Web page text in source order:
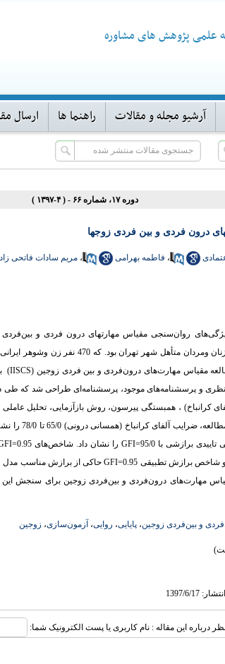
علمی پژوهش های مشاوره
آرشیو مجله و مقالات راهنما ها ارسال
دوره ۱۷، شماره ۶۶ - ( ۴-۱۳۹۷ )
درون فردی و بین فردی زوجها
، فاطمه بهرامی ، مریم سادات فاتحی
روان‌سنجی مقیاس مهارتهای درون فردی و بین‌فردی
مقیاس مهارت‌های درون‌فردی و بین فردی زوجین (IISCS)
نظری و پرسشنامه‌های موجود، پرسشنامه‌ای طراحی شد که
کرانباخ) ، همبستگی پیرسون، روش بازآزمایی، تحلیل
GFI را نشان داد. شاخص‌های
شاخص برازش تطبیقی GFI=0.95حاکی از برازش مناسب مدل
مهارت‌های درون‌فردی و بین‌فردی زوجین برای سنجش این
و بین‌فردی زوجین، پایایی، روایی، آزمون‌سازی، زوجین
درباره این مقاله : نام کاربری یا پست الکترونیک شما: